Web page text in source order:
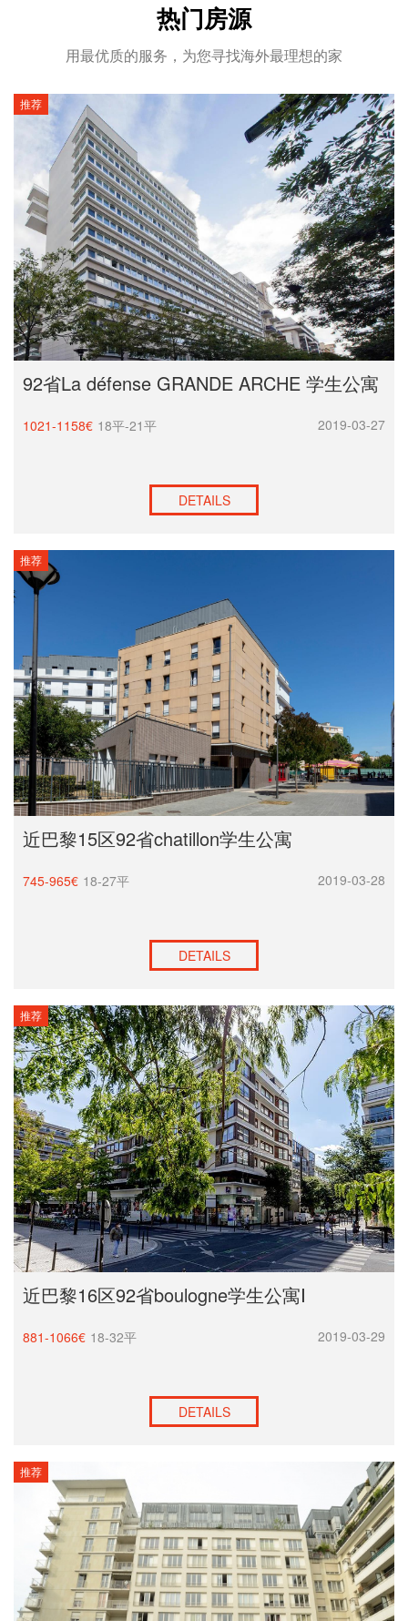
热门房源
用最优质的服务，为您寻找海外最理想的家
推荐
92省La défense GRANDE ARCHE 学生公寓
1021-1158€ 18平-21平 2019-03-27
DETAILS
推荐
近巴黎15区92省chatillon学生公寓
745-965€ 18-27平 2019-03-28
DETAILS
推荐
近巴黎16区92省boulogne学生公寓Ⅰ
881-1066€ 18-32平 2019-03-29
DETAILS
推荐